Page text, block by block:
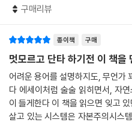
23 연금으로 주식투자를 할 수 있
연금 삼총사 가입은 필수(국민연금
개인연금은 주식투자 가능! 정부
24 개인연금은 증권사의 ‘연금저축
드 계좌에 주식을 사들이면 최대
내에서 자유입출금 허용은 물론, 미
시 비과세 혜택을 주고 있다.
이 책은 [봉현이형 포트폴리오]를
고 안전하게 주식투자를 시작할 수
구매리뷰
종이책 구매
멋모르고 단타 하기전 이 책을
어려운 용어를 설명하지도, 무언가
다 에세이처럼 술술 읽히면서, 자연스레 나도 이렇게 해봐야지 하는 생각
이 들게한다 이 책을 읽으면 잊고 있던 사실이 다시 떠오르게 된다. 우리가
살고 있는 시스템은 자본주의시스템 돈이 돈을 만드는... 신용이 신용을 창